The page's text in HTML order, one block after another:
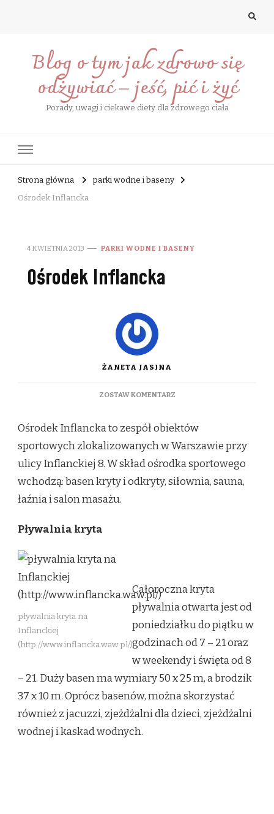
Blog o tym jak zdrowo się
odżywiać – jeść, pić i żyć
Porady, uwagi i ciekawe diety dla zdrowego ciała
Strona główna
parki wodne i baseny
Ośrodek Inflancka
4 KWIETNIA 2013 PARKI WODNE I BASENY
Ośrodek Inflancka
ŻANETA JASINA
ZOSTAW KOMENTARZDO
Ośrodek Inflancka to zespół obiektów
sportowych zlokalizowanych w Warszawie przy
ulicy Inflanckiej 8. W skład ośrodka sportowego
wchodzą: basen kryty i odkryty, siłownia, sauna,
łaźnia i salon masażu.
Pływalnia kryta
pływalnia kryta na
Inflanckiej
(http://www.inflancka.waw.pl/)
Całoroczna kryta
pływalnia otwarta jest od
poniedziałku do piątku w
godzinach od 7 – 21 oraz
w weekendy i święta od 8
– 21. Duży basen ma wymiary 50 x 25 m, a brodzik
37 x 10 m. Oprócz basenów, można skorzystać
również z jacuzzi, zjeżdżalni dla dzieci, zjeżdżalni
wodnej i kaskad wodnych.